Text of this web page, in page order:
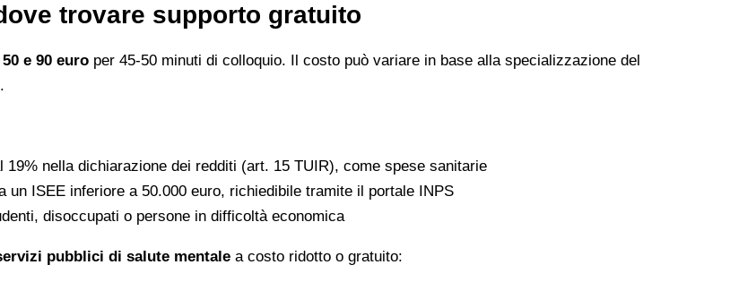
trovare supporto gratuito
50 e 90 euro per 45-50 minuti di colloquio. Il costo può variare in base alla specializzazione del
nella dichiarazione dei redditi (art. 15 TUIR), come spese sanitarie
un ISEE inferiore a 50.000 euro, richiedibile tramite il portale INPS
disoccupati o persone in difficoltà economica
pubblici di salute mentale a costo ridotto o gratuito: